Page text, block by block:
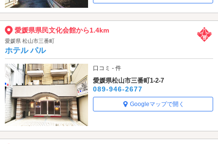
愛媛県県民文化会館から1.4km
愛媛県 松山市三番町
ホテル パル
口コミ - 件
愛媛県松山市三番町1-2-7
089-946-2677
Googleマップで開く